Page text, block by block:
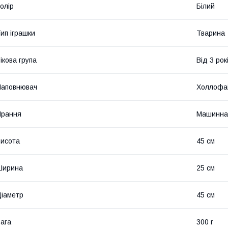
Білий
іграшки Тварина
група Від 3
45 см
25 см
45 см
300 г